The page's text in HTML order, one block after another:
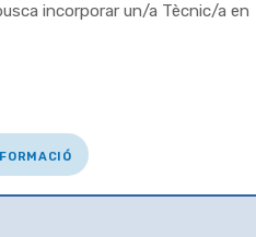
incorporar un/a Tècnic/a en